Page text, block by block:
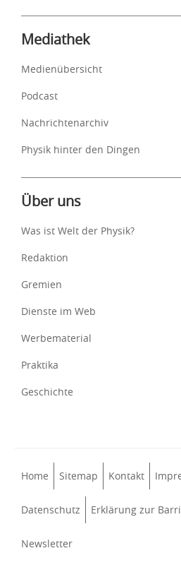
Mediathek
Medienübersicht
Podcast
Nachrichtenarchiv
Physik hinter den Dingen
Über uns
Was ist Welt der Physik?
Redaktion
Gremien
Dienste im Web
Werbematerial
Praktika
Geschichte
Home Sitemap Kontakt
Datenschutz Erklärung zur
Newsletter